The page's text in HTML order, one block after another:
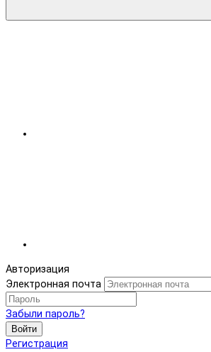
Авторизация
Электронная почта
Забыли пароль?
Войти
Регистрация